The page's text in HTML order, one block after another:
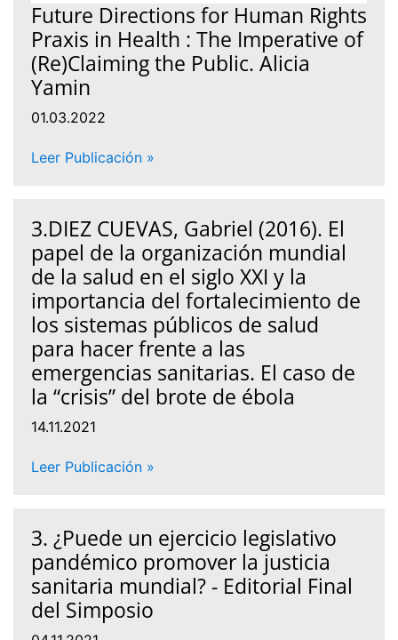
Future Directions for Human Rights
Praxis in Health : The Imperative of
(Re)Claiming the Public. Alicia
Yamin
01.03.2022
Leer Publicación »
3.DIEZ CUEVAS, Gabriel (2016). El
papel de la organización mundial
de la salud en el siglo XXI y la
importancia del fortalecimiento de
los sistemas públicos de salud
para hacer frente a las
emergencias sanitarias. El caso de
la “crisis” del brote de ébola
14.11.2021
Leer Publicación »
3. ¿Puede un ejercicio legislativo
pandémico promover la justicia
sanitaria mundial? - Editorial Final
del Simposio